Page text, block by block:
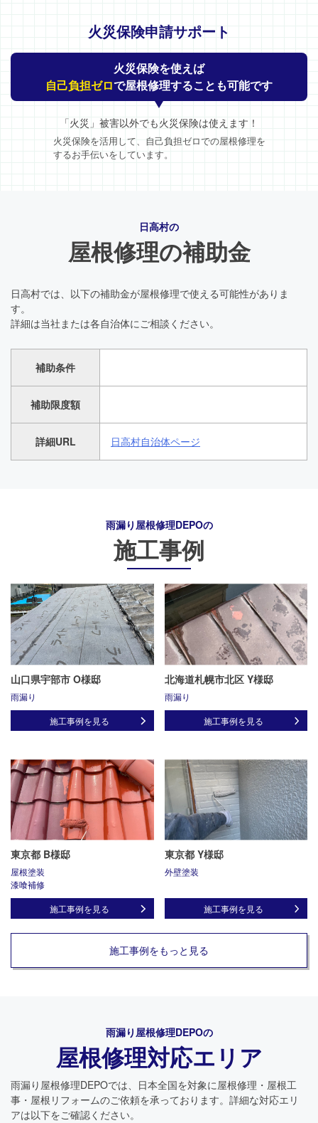
火災保険申請サポート
火災保険を使えば
自己負担ゼロで屋根修理することも可能です
「火災」被害以外でも火災保険は使えます！
火災保険を活用して、自己負担ゼロでの屋根修理を
するお手伝いをしています。
日高村の
屋根修理の補助金
日高村では、以下の補助金が屋根修理で使える可能性がありま
す。
詳細は当社または各自治体にご相談ください。
補助条件
補助限度額
詳細URL 日高村自治体ページ
雨漏り屋根修理DEPOの
施工事例
山口県宇部市 O様邸
雨漏り
施工事例を見る
北海道札幌市北区 Y様邸
雨漏り
施工事例を見る
東京都 B様邸
屋根塗装
漆喰補修
施工事例を見る
東京都 Y様邸
外壁塗装
施工事例を見る
施工事例をもっと見る
雨漏り屋根修理DEPOの
屋根修理対応エリア
雨漏り屋根修理DEPOでは、日本全国を対象に屋根修理・屋根工
事・屋根リフォームのご依頼を承っております。詳細な対応エリ
アは以下をご確認ください。